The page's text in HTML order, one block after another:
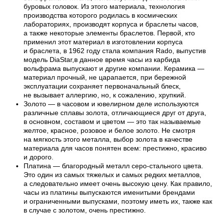
буровых головок. Из этого материала, технология
производства которого родилась в космических
лабораториях, производят корпуса и браслеты часов,
а также некоторые элементы браслетов. Первой, кто
применил этот материал в изготовлении корпуса
и браслета, в 1962 году стала компания Rado, выпустив
модель DiaStar,в данное время часы из карбида
вольфрама выпускают и другие компании. Керамика —
материал прочный, не царапается, при бережной
эксплуатации сохраняет первоначальный блеск,
не вызывает аллергию, но, к сожалению, хрупкий.
Золото — в часовом и ювелирном деле используются
различные сплавы золота, отличающиеся друг от друга,
в основном, составом и цветом — это так называемые
желтое, красное, розовое и белое золото. Не смотря
на мягкость этого металла, выбор золота в качестве
материала для часов понятен всем: престижно, красиво
и дорого.
Платина — благородный металл серо-стального цвета.
Это один из самых тяжелых и самых редких металлов,
а следовательно имеет очень высокую цену. Как правило,
часы из платины выпускаются именитыми брендами
и ограниченными выпусками, поэтому иметь их, также как
в случае с золотом, очень престижно.